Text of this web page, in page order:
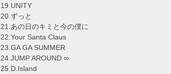
19.UNITY
20.ずっと
21.あの日のキミと今の僕に
22.Your Santa Claus
23.GA GA SUMMER
24.JUMP AROUND ∞
25.D.Island